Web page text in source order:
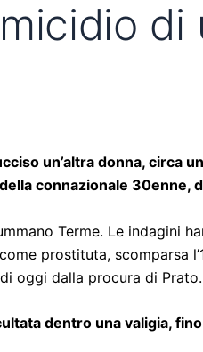
di
un’altra donna, circa
connazionale 30enne,
Terme. Le indagini
prostituta, scomparsa
oggi dalla procura di Prato.
dentro una valigia,